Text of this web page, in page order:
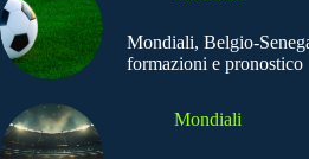
Mondiali, Belgio-
formazioni e pronostico
Mondiali